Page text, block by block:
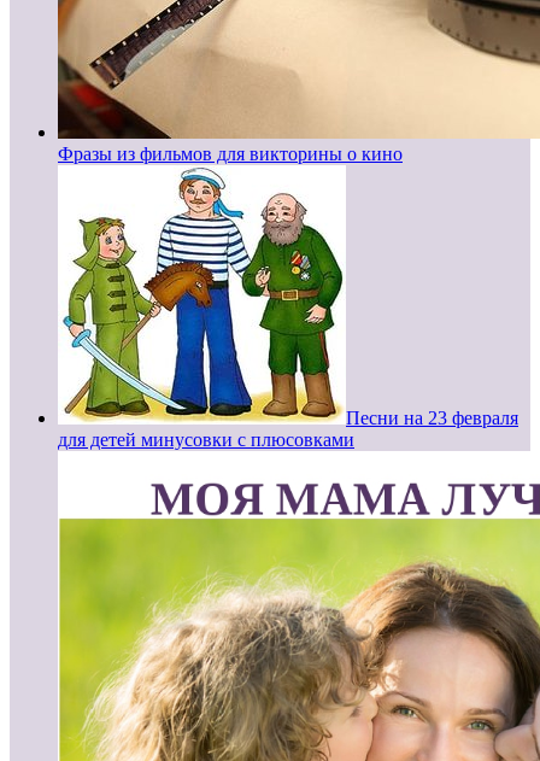
Фразы из фильмов для викторины о кино
Песни на 23 февраля
для детей минусовки с плюсовками